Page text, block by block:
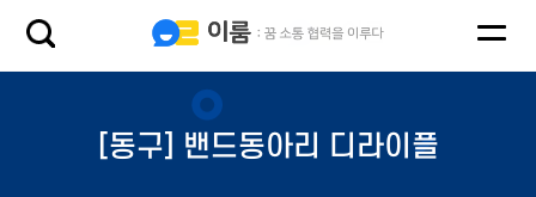
[동구] 밴드동아리 디라이플